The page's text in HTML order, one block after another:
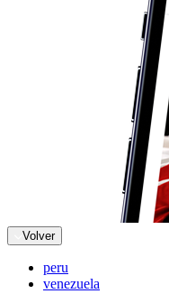
Volver
peru
venezuela